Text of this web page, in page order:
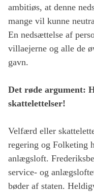
ambitiøs, at denne
mange vil kunne
En nedsættelse af
villaejerne og alle de
gavn.
Det røde argument:
skattelettelser!
Velfærd eller
regering og Folketing
anlægsloft.
service- og
bøder af staten.